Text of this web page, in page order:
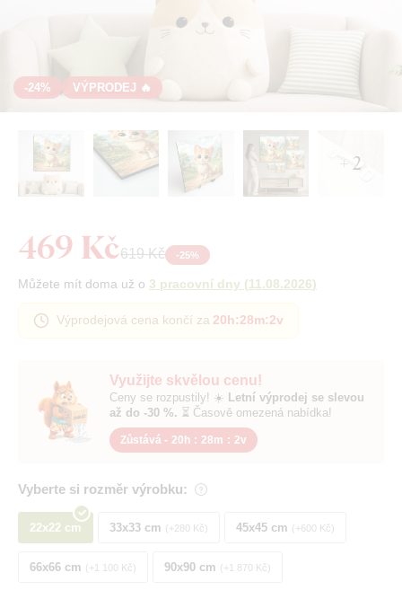
-24% VÝPRODEJ 🔥
+ 2
Využijte skvělou cenu!
Ceny se rozpustily! ☀️ Letní výprodej se slevou
až do -30 %. ⏳ Časově omezená nabídka!
Zůstává - 20h : 28m : 1v
Vyberte si rozměr výrobku:
22x22 cm 33x33 cm +280 Kč 45x45 cm +600 Kč
66x66 cm +1 100 Kč 90x90 cm +1 870 Kč
469 Kč619 Kč -25%
Můžete mít doma už o 3 pracovní dny (11.08.2026)
Výprodejová cena končí za 20h:28m:1v